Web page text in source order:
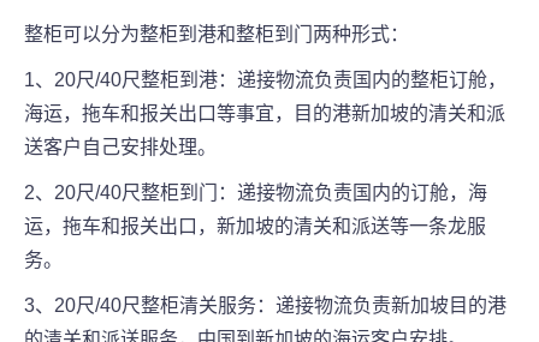
整柜可以分为整柜到港和整柜到门两种形式：
1、20尺/40尺整柜到港：递接物流负责国内的整柜订舱，
海运，拖车和报关出口等事宜，目的港新加坡的清关和派
送客户自己安排处理。
2、20尺/40尺整柜到门：递接物流负责国内的订舱，海
运，拖车和报关出口，新加坡的清关和派送等一条龙服
务。
3、20尺/40尺整柜清关服务：递接物流负责新加坡目的港